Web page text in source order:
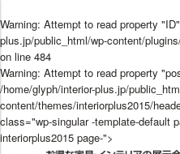
Warning: Attempt to read property
plus.jp/public_html/wp-content/
on line 484
Warning: Attempt to read property
/home/glyph/interior-plus.jp/
content/themes/interiorplus2015/
class="wp-singular -template-default
interiorplus2015 page-">